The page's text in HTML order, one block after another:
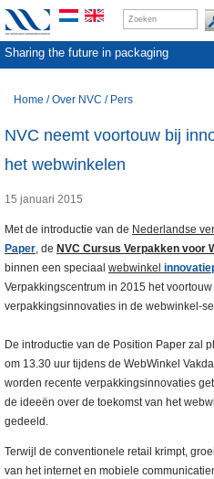
Sharing the future in packaging
Home /Over NVC / Pers
NVC neemt voortouw bij
het webwinkelen
15 januari 2015
Met de introductie van de Nederlandse
Paper, de NVC Cursus Verpakken voor
binnen een speciaal webwinkel
Verpakkingscentrum in 2015 het
verpakkingsinnovaties in de webwinkel-
De introductie van de Position Paper zal
om 13.30 uur tijdens de WebWinkel
worden recente verpakkingsinnovaties
de ideeën over de toekomst van het
gedeeld.
Terwijl de conventionele retail krimpt,
van het internet en mobiele